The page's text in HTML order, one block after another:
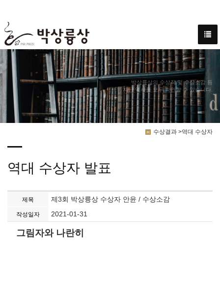
박상륭상의 수상작 및 수상소감 등
지난 역사를 모두 확인할 수 있습니다.
수상결과 >역대 수상자
역대 수상자 발표
제목 제3회 박상륭상 수상자 안윤 / 수상소감
작성일자 2021-01-31
그림자와 나란히